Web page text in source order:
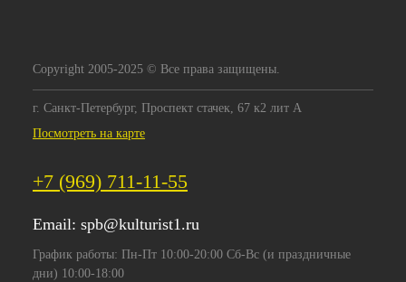
Copyright 2005-2025 © Все права защищены.
г. Санкт-Петербург, Проспект стачек, 67 к2 лит А
Посмотреть на карте
+7 (969) 711-11-55
Email: spb@kulturist1.ru
График работы: Пн-Пт 10:00-20:00 Сб-Вс (и праздничные
дни) 10:00-18:00